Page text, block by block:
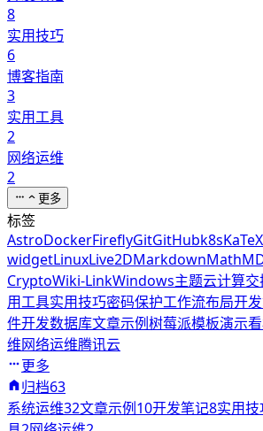
8
实用技巧
6
博客指南
3
实用工具
2
网络运维
2
更多
标签
AstroDockerFireflyGitGitHubk8sKaTeX
widgetLinuxLive2DMarkdownMath
CryptoWiki-LinkWindows主题云计算
用工具实用技巧密码保护工作流布局开
件开发数据库文章示例树莓派模板演示
维网络运维腾讯云
更多
归档63
系统运维32文章示例10开发笔记8实用